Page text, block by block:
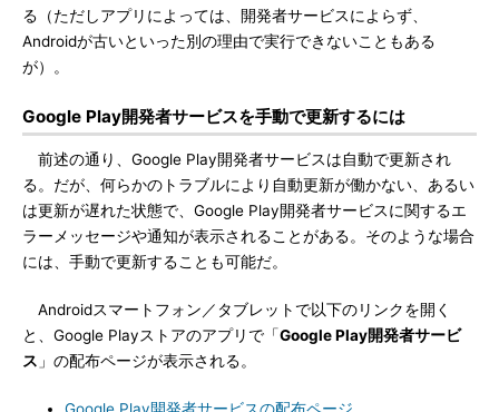
る（ただしアプリによっては、開発者サービスによらず、
Androidが古いといった別の理由で実行できないこともある
が）。
Google Play開発者サービスを手動で更新するには
前述の通り、Google Play開発者サービスは自動で更新され
る。だが、何らかのトラブルにより自動更新が働かない、あるい
は更新が遅れた状態で、Google Play開発者サービスに関するエ
ラーメッセージや通知が表示されることがある。そのような場合
には、手動で更新することも可能だ。
Androidスマートフォン／タブレットで以下のリンクを開く
と、Google Playストアのアプリで「Google Play開発者サービ
ス 」の配布ページが表示される。